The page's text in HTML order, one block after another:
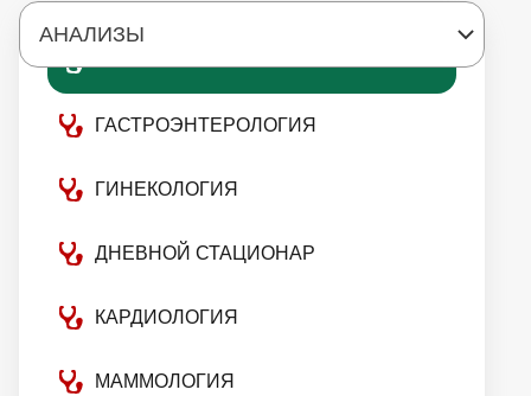
АНАЛИЗЫ
ГАСТРОЭНТЕРОЛОГИЯ
ГИНЕКОЛОГИЯ
ДНЕВНОЙ СТАЦИОНАР
КАРДИОЛОГИЯ
МАММОЛОГИЯ